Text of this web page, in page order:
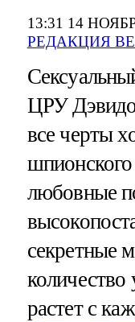
13:31 14
РЕДАКЦИЯ
ЦРУ
все черты
любовные
секретные
количество
растет с